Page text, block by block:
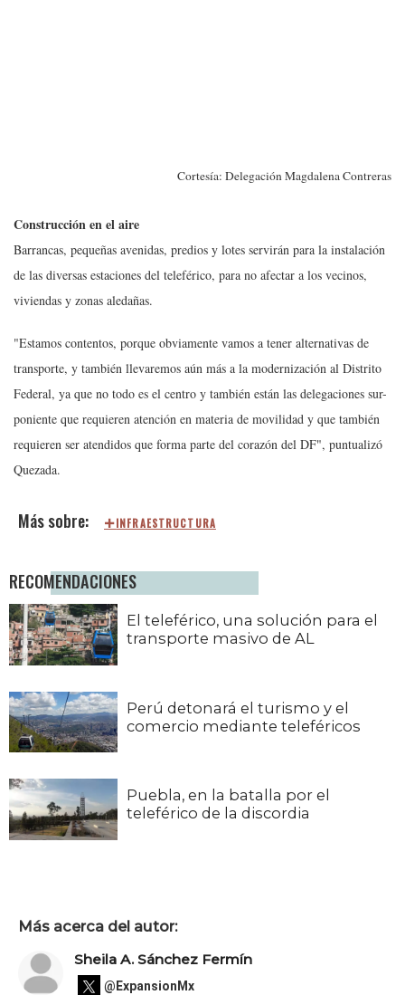
Cortesía: Delegación Magdalena Contreras
Construcción en el aire
Barrancas, pequeñas avenidas, predios y lotes servirán para la instalación
de las diversas estaciones del teleférico, para no afectar a los vecinos,
viviendas y zonas aledañas.
"Estamos contentos, porque obviamente vamos a tener alternativas de
transporte, y también llevaremos aún más a la modernización al Distrito
Federal, ya que no todo es el centro y también están las delegaciones sur-
poniente que requieren atención en materia de movilidad y que también
requieren ser atendidos que forma parte del corazón del DF", puntualizó
Quezada.
INFRAESTRUCTURA
RECOMENDACIONES
El teleférico, una solución para el
transporte masivo de AL
Perú detonará el turismo y el
comercio mediante teleféricos
Puebla, en la batalla por el
teleférico de la discordia
Más acerca del autor:
Sheila A. Sánchez Fermín
@ExpansionMx